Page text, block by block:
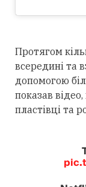
Протягом
всередині та
допомогою
показав
пластівці та